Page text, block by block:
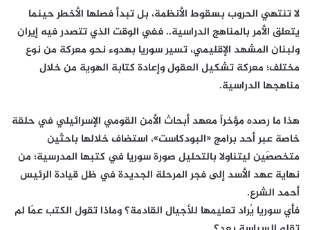
لا تنتهي الحروب بسقوط الأنظمة، بل تبدأ فصلها الأخطر حينما
يتعلق الأمر بالمناهج الدراسية.. ففي الوقت الذي تتصدر فيه إيران
ولبنان المشهد الإقليمي، تسير سوريا بهدوء نحو معركة من نوع
مختلف؛ معركة تشكيل العقول وإعادة كتابة الهوية من خلال
مناهجها الدراسية.
هذا ما رصده مؤخراً معهد أبحاث الأمن القومي الإسرائيلي في حلقة
خاصة عبر أحد برامج «البودكاست»، استضاف خلالها باحثَين
متخصصَين ليتناولا بالتحليل صورة سوريا في كتبها المدرسية؛ من
نهاية عهد الأسد إلى فجر المرحلة الجديدة في ظل قيادة الرئيس
أحمد الشرع.
فأي سوريا يُراد تعليمها للأجيال القادمة؟ وماذا تقول الكتب عمّا لم